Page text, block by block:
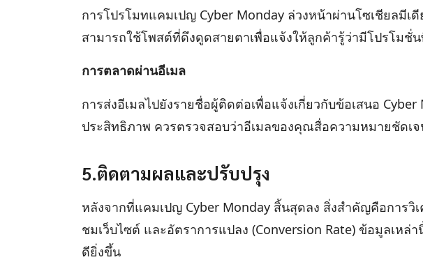
การโปรโมทแคมเปญ Cyber Monday ล่วงหน้าผ่านโซเชียลมี
สามารถใช้โพสต์ที่ดึงดูดสายตาเพื่อแจ้งให้ลูกค้ารู้ว่ามีโปรโมชั่
การตลาดผ่านอีเมล
การส่งอีเมลไปยังรายชื่อผู้ติดต่อเพื่อแจ้งเกี่ยวกับข้อเสนอ
ประสิทธิภาพ ควรตรวจสอบว่าอีเมลของคุณสื่อความหมายชัดเ
5.ติดตามผลและปรับปรุง
หลังจากที่แคมเปญ Cyber Monday สิ้นสุดลง สิ่งสำคัญคือการวิ
ชมเว็บไซต์ และอัตราการแปลง (Conversion Rate) ข้อมูลเห
ดียิ่งขึ้น